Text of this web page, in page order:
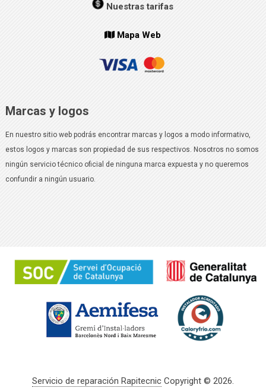
Nuestras tarifas
Mapa Web
Marcas y logos
En nuestro sitio web podrás encontrar marcas y logos a modo informativo,
estos logos y marcas son propiedad de sus respectivos. Nosotros no somos
ningún servicio técnico oficial de ninguna marca expuesta y no queremos
confundir a ningún usuario.
Servicio de reparación RapitecnicCopyright © 2026.